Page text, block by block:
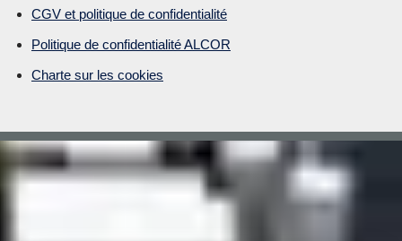
CGV et politique de confidentialité
Politique de confidentialité ALCOR
Charte sur les cookies